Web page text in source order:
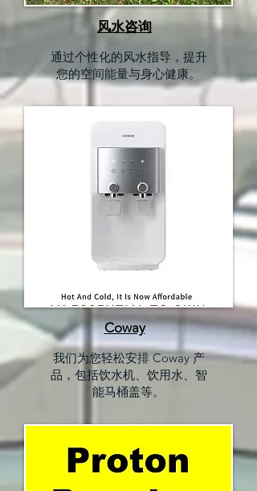
风水咨询
通过个性化的风水指导，提升
您的空间能量与身心健康。
Coway
我们为您轻松安排 Coway 产
品，包括饮水机、饮用水、智
能马桶盖等。